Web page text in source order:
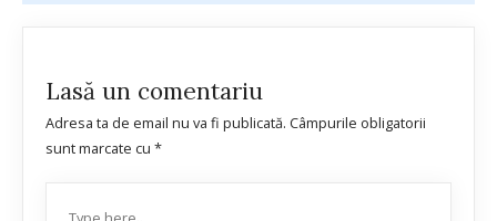
Lasă un comentariu
Adresa ta de email nu va fi publicată. Câmpurile obligatorii
sunt marcate cu *